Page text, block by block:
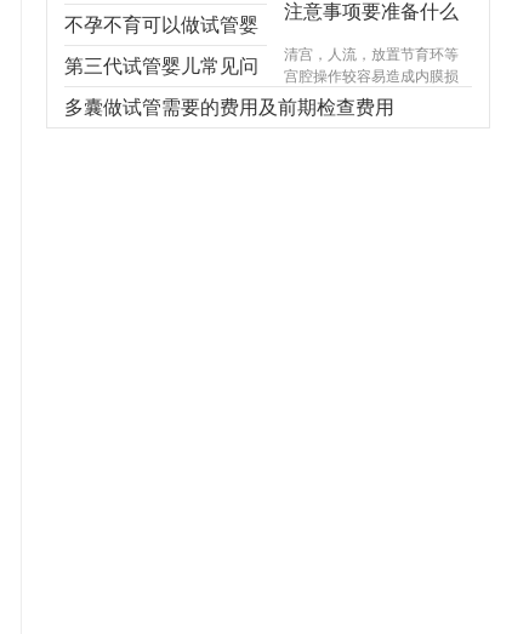
注意事项要准备什么
清宫，人流，放置节育环等
宫腔操作较容易造成内膜损
伤，使基底层受损，造成宫
腔内形成粘连，宫腔形态异
婴儿，不能！不能！不
能！
不孕不育可以做试管婴
儿吗？
第三代试管婴儿常见问
题，你想知道的都在
多囊做试管需要的费用及前期检查费用